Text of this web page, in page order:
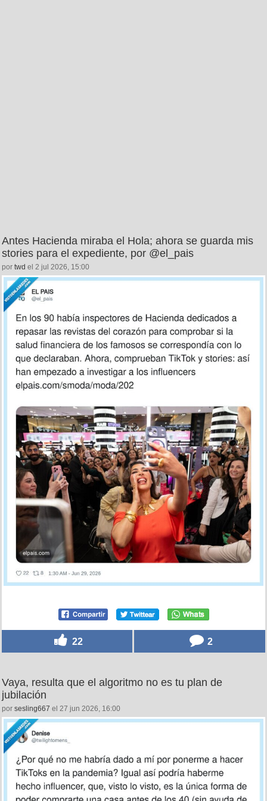
Antes Hacienda miraba el Hola; ahora se guarda mis
stories para el expediente, por @el_pais
por twd el 2 jul 2026, 15:00
22 2
Vaya, resulta que el algoritmo no es tu plan de
jubilación
por sesling667 el 27 jun 2026, 16:00